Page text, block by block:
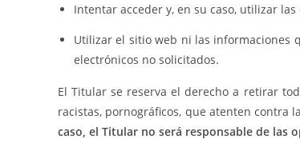
Intentar acceder y, en su caso, utilizar
Utilizar el sitio web ni las informaciones
electrónicos no solicitados.
El Titular se reserva el derecho a retirar
racistas, pornográficos, que atenten contra
caso, el Titular no será responsable de las